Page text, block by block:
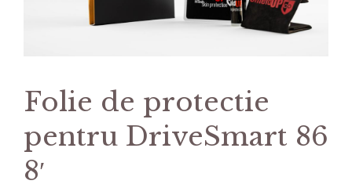
Folie de protectie
pentru DriveSmart 86
8′